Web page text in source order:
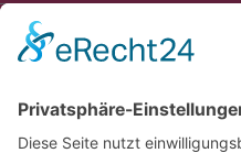
* Alle Preise inkl. gesetzl.
Nachnahmegebühren,
4.90von5.00bei